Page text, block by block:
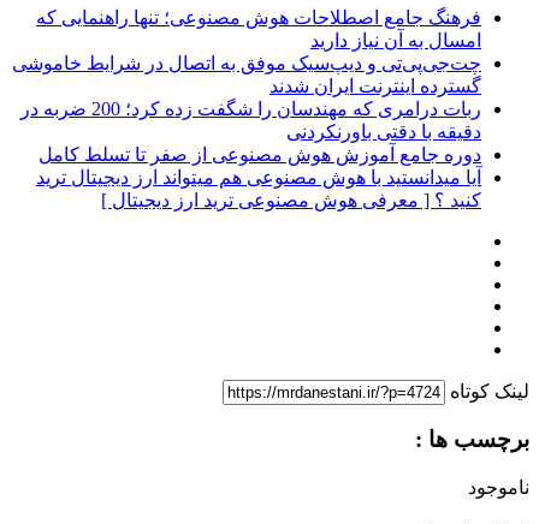
فرهنگ جامع اصطلاحات هوش مصنوعی؛ تنها راهنمایی که
امسال به آن نیاز دارید
چت‌جی‌پی‌تی و دیپ‌سیک موفق به اتصال در شرایط خاموشی
گسترده اینترنت ایران شدند
ربات درامری که مهندسان را شگفت زده کرد؛ 200 ضربه در
دقیقه با دقتی باورنکردنی
دوره جامع آموزش هوش مصنوعی از صفر تا تسلط کامل
آیا میدانستید با هوش مصنوعی هم میتواند ارز دیجیتال ترید
کنید ؟ [ معرفی هوش مصنوعی ترید ارز دیجیتال ]
لینک کوتاه
برچسب ها :
ناموجود